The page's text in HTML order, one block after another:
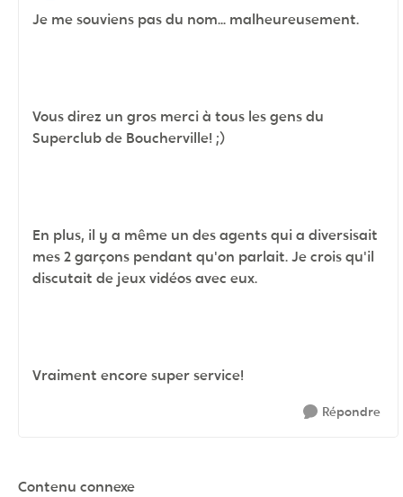
Je me souviens pas du nom... malheureusement.
Vous direz un gros merci à tous les gens du
Superclub de Boucherville! ;)
En plus, il y a même un des agents qui a diversisait
mes 2 garçons pendant qu'on parlait. Je crois qu'il
discutait de jeux vidéos avec eux.
Vraiment encore super service!
Répondre
Contenu connexe